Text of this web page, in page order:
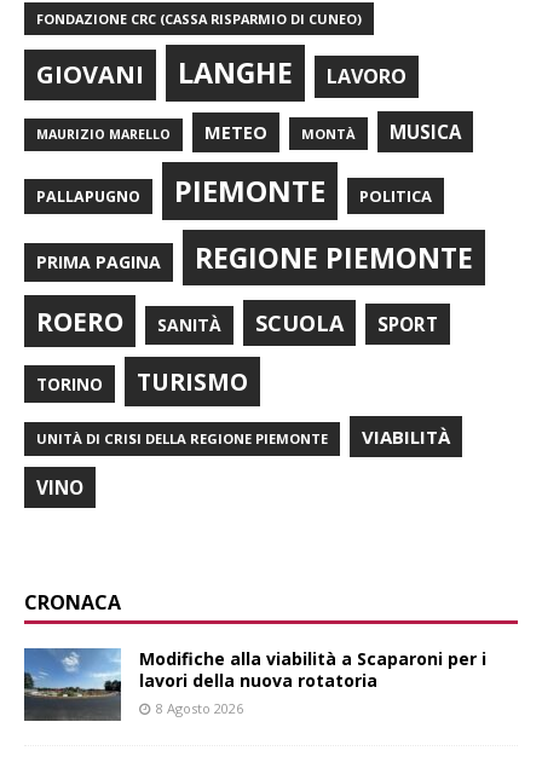
FONDAZIONE CRC (CASSA RISPARMIO DI CUNEO)
GIOVANI LANGHE LAVORO
MAURIZIO MARELLO METEO MONTÀ MUSICA
PALLAPUGNO PIEMONTE POLITICA
PRIMA PAGINA REGIONE PIEMONTE
ROERO SANITÀ SCUOLA SPORT
TORINO TURISMO
UNITÀ DI CRISI DELLA REGIONE PIEMONTE VIABILITÀ
VINO
CRONACA
Modifiche alla viabilità a Scaparoni per i
lavori della nuova rotatoria
8 Agosto 2026